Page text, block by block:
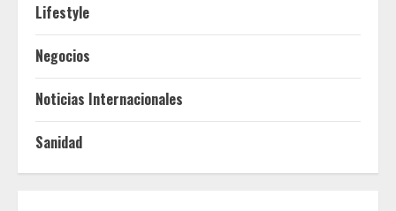
Lifestyle
Negocios
Noticias Internacionales
Sanidad